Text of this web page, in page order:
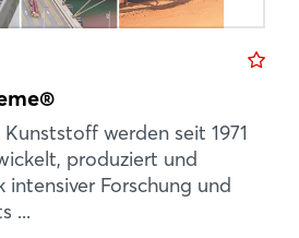
werden seit 1971
produziert und
Forschung und
...